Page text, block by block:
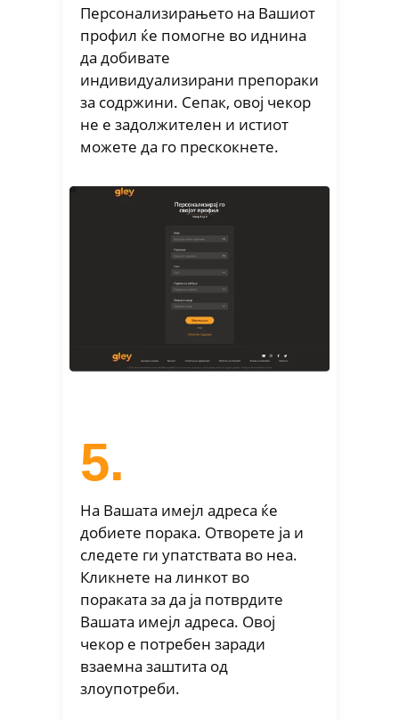
Персонализирањето на Вашиот
профил ќе помогне во иднина
да добивате
индивидуализирани препораки
за содржини. Сепак, овој чекор
не е задолжителен и истиот
можете да го прескокнете.
5.
На Вашата имејл адреса ќе
добиете порака. Отворете ја и
следете ги упатствата во неа.
Кликнете на линкот во
пораката за да ја потврдите
Вашата имејл адреса. Овој
чекор е потребен заради
взаемна заштита од
злоупотреби.